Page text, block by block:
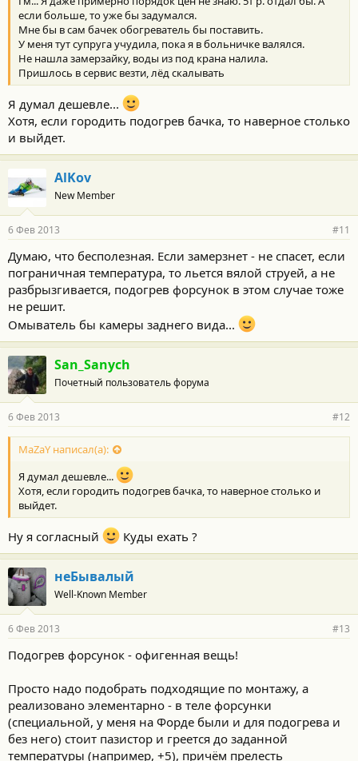
если больше, то уже бы задумался.
Мне бы в сам бачек обогреватель бы поставить.
У меня тут супруга учудила, пока я в больничке валялся.
Не нашла замерзайку, воды из под крана налила.
Пришлось в сервис везти, лёд скалывать
Я думал дешевле...
Хотя, если городить подогрев бачка, то наверное столько
и выйдет.
AlKov
New Member
6 Фев 2013 #11
Думаю, что бесполезная. Если замерзнет - не спасет, если
пограничная температура, то льется вялой струей, а не
разбрызгивается, подогрев форсунок в этом случае тоже
не решит.
Омыватель бы камеры заднего вида...
San_Sanych
Почетный пользователь форума
6 Фев 2013 #12
MaZaY написал(а):
Я думал дешевле...
Хотя, если городить подогрев бачка, то наверное столько и
выйдет.
Ну я согласный Куды ехать ?
неБывалый
Well-Known Member
6 Фев 2013 #13
Подогрев форсунок - офигенная вещь!
Просто надо подобрать подходящие по монтажу, а
реализовано элементарно - в теле форсунки
(специальной, у меня на Форде были и для подогрева и
без него) стоит пазистор и греется до заданной
температуры (например, +5), причём прелесть